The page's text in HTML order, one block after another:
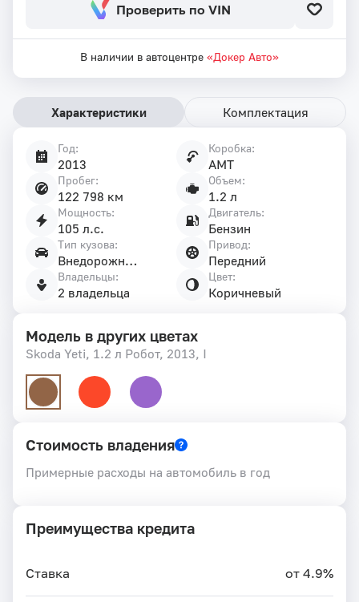
Проверить по VIN
В наличии в автоцентре «Докер Авто»
Характеристики Комплектация
Год:
2013
Коробка:
AMT
Пробег:
122 798 км
Объем:
1.2 л
Мощность:
105 л.с.
Двигатель:
Бензин
Тип кузова:
Внедорожник 5 дв.
Привод:
Передний
Владельцы:
2 владельца
Цвет:
Коричневый
Модель в других цветах
Skoda Yeti, 1.2 л Робот, 2013, I
Стоимость владения
Примерные расходы на автомобиль в год
Преимущества кредита
Ставка от 4.9%